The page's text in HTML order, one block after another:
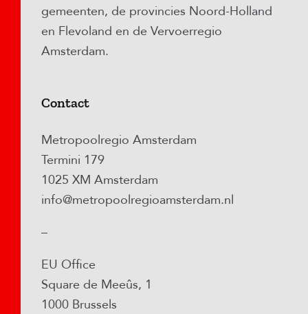
gemeenten, de provincies Noord-Holland
en Flevoland en de Vervoerregio
Amsterdam.
Contact
Metropoolregio Amsterdam
Termini 179
1025 XM Amsterdam
info@metropoolregioamsterdam.nl
–
EU Office
Square de Meeûs, 1
1000 Brussels